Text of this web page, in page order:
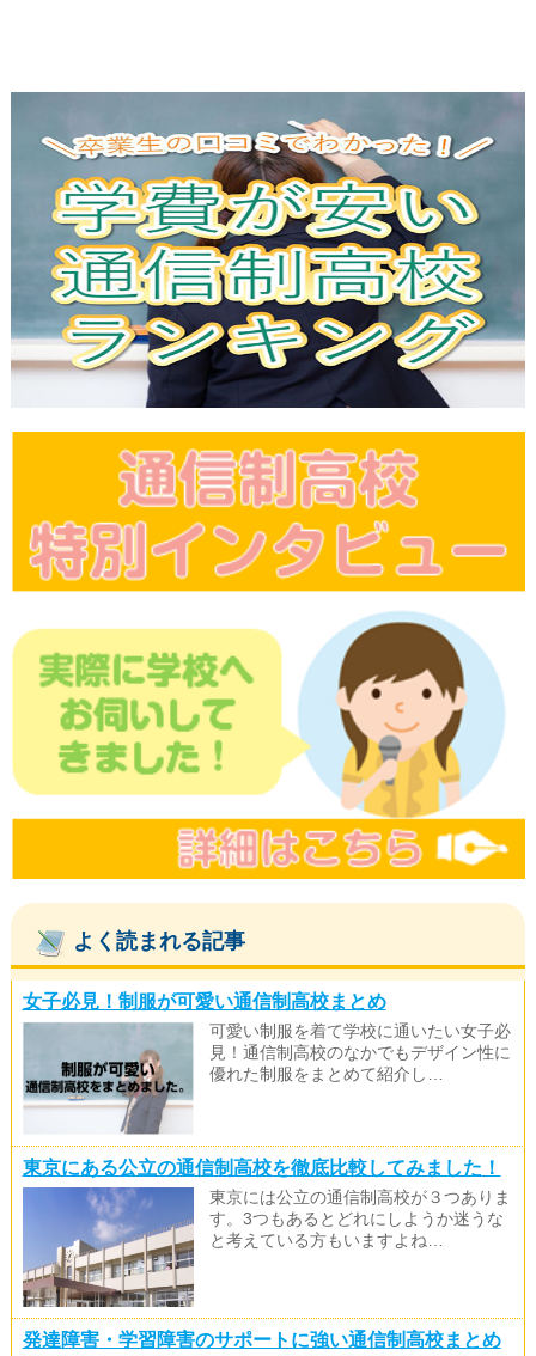
よく読まれる記事
女子必見！制服が可愛い通信制高校まとめ
可愛い制服を着て学校に通いたい女子必
見！通信制高校のなかでもデザイン性に
優れた制服をまとめて紹介し…
東京にある公立の通信制高校を徹底比較してみました！
東京には公立の通信制高校が３つありま
す。3つもあるとどれにしようか迷うな
と考えている方もいますよね…
発達障害・学習障害のサポートに強い通信制高校まとめ